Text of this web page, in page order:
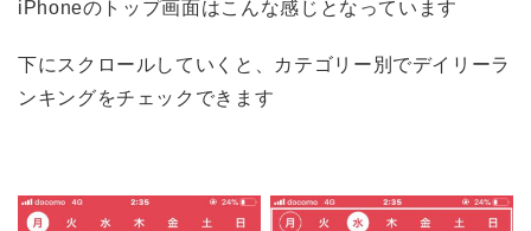
iPhoneのトップ画面はこんな感じとなっています
下にスクロールしていくと、カテゴリー別でデイリーラ
ンキングをチェックできます